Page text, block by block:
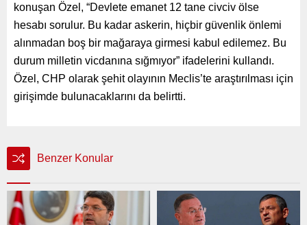
konuşan Özel, “Devlete emanet 12 tane civciv ölse
hesabı sorulur. Bu kadar askerin, hiçbir güvenlik önlemi
alınmadan boş bir mağaraya girmesi kabul edilemez. Bu
durum milletin vicdanına sığmıyor” ifadelerini kullandı.
Özel, CHP olarak şehit olayının Meclis’te araştırılması için
girişimde bulunacaklarını da belirtti.
Benzer Konular